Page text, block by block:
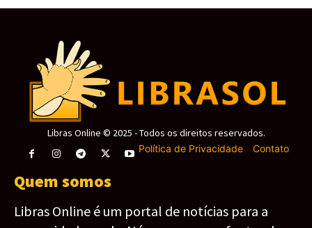
Libras Online © 2025 - Todos os direitos reservados.
Política de Privacidade- Contato
Quem somos
Libras Online é um portal de notícias para a